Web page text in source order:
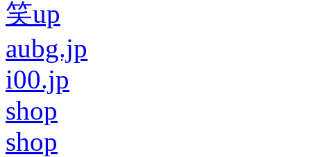
笑up
aubg.jp
i00.jp
shop
shop